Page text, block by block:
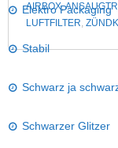
AIRBOX,
LUFTFILTER,
Elektro Packaging
Stabil
Schwarz ja
Schwarzer Glitzer